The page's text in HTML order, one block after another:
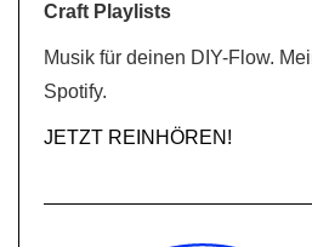
Craft Playlists
Musik für deinen DIY-Flow.
Spotify.
JETZT REINHÖREN!